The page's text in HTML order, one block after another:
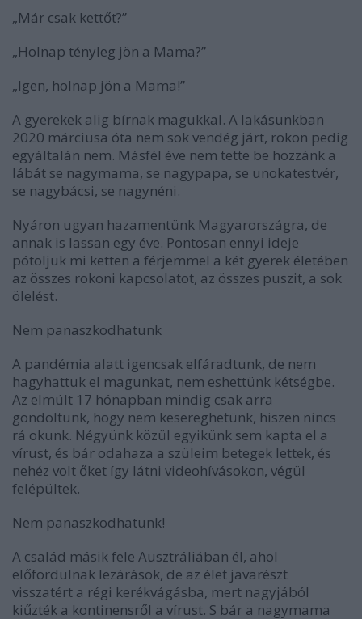
„Már csak kettőt?”
„Holnap tényleg jön a Mama?”
„Igen, holnap jön a Mama!”
A gyerekek alig bírnak magukkal. A lakásunkban
2020 márciusa óta nem sok vendég járt, rokon pedig
egyáltalán nem. Másfél éve nem tette be hozzánk a
lábát se nagymama, se nagypapa, se unokatestvér,
se nagybácsi, se nagynéni.
Nyáron ugyan hazamentünk Magyarországra, de
annak is lassan egy éve. Pontosan ennyi ideje
pótoljuk mi ketten a férjemmel a két gyerek életében
az összes rokoni kapcsolatot, az összes puszit, a sok
ölelést.
Nem panaszkodhatunk
A pandémia alatt igencsak elfáradtunk, de nem
hagyhattuk el magunkat, nem eshettünk kétségbe.
Az elmúlt 17 hónapban mindig csak arra
gondoltunk, hogy nem kesereghetünk, hiszen nincs
rá okunk. Négyünk közül egyikünk sem kapta el a
vírust, és bár odahaza a szüleim betegek lettek, és
nehéz volt őket így látni videohívásokon, végül
felépültek.
Nem panaszkodhatunk!
A család másik fele Ausztráliában él, ahol
előfordulnak lezárások, de az élet javarészt
visszatért a régi kerékvágásba, mert nagyjából
kiűzték a kontinensről a vírust. S bár a nagymama